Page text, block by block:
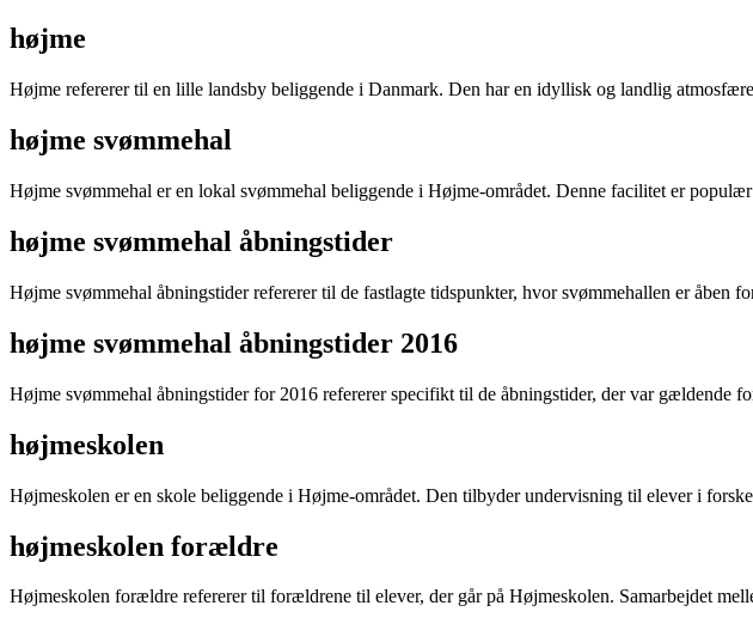
højme
Højme refererer til en lille landsby beliggende i Danmark. Den har en idyllisk og landlig
højme svømmehal
Højme svømmehal er en lokal svømmehal beliggende i Højme-området. Denne facilitet er
højme svømmehal åbningstider
Højme svømmehal åbningstider refererer til de fastlagte tidspunkter, hvor svømmehallen er
højme svømmehal åbningstider 2016
Højme svømmehal åbningstider for 2016 refererer specifikt til de åbningstider, der var gældende
højmeskolen
Højmeskolen er en skole beliggende i Højme-området. Den tilbyder undervisning til elever i
højmeskolen forældre
Højmeskolen forældre refererer til forældrene til elever, der går på Højmeskolen. Samarbejdet